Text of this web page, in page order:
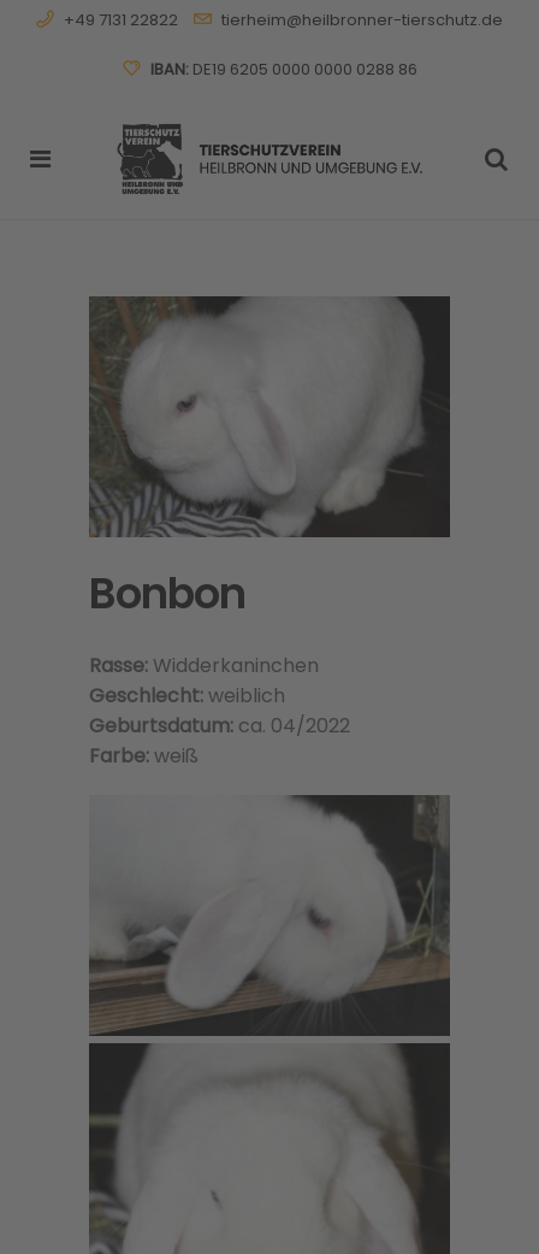
+49 7131 22822 tierheim@heilbronner-tierschutz.de
IBAN:DE19 6205 0000 0000 0288 86
Bonbon
Rasse:Widderkaninchen
Geschlecht:weiblich
Geburtsdatum: ca. 04/2022
Farbe:weiß